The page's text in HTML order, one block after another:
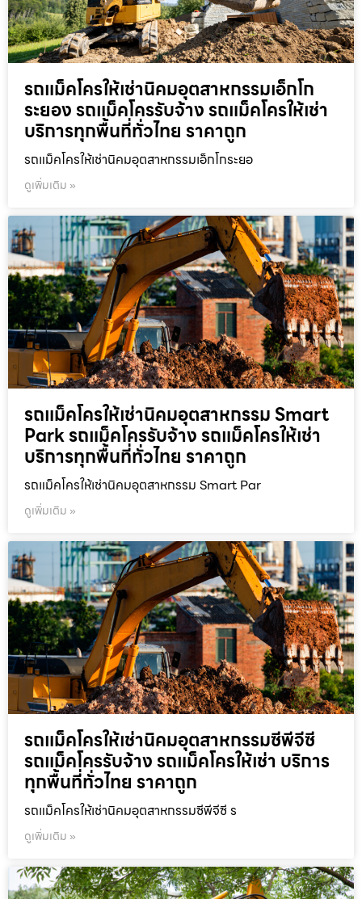
รถแม็คโครให้เช่านิคมอุตสาหกรรมเอ็กโก
ระยอง รถแม็คโครรับจ้าง รถแม็คโครให้เช่า
บริการทุกพื้นที่ทั่วไทย ราคาถูก
รถแม็คโครให้เช่านิคมอุตสาหกรรมเอ็กโกระยอ
ดูเพิ่มเติม »
รถแม็คโครให้เช่านิคมอุตสาหกรรม Smart
Park รถแม็คโครรับจ้าง รถแม็คโครให้เช่า
บริการทุกพื้นที่ทั่วไทย ราคาถูก
รถแม็คโครให้เช่านิคมอุตสาหกรรม Smart Par
ดูเพิ่มเติม »
รถแม็คโครให้เช่านิคมอุตสาหกรรมซีพีจีซี
รถแม็คโครรับจ้าง รถแม็คโครให้เช่า บริการ
ทุกพื้นที่ทั่วไทย ราคาถูก
รถแม็คโครให้เช่านิคมอุตสาหกรรมซีพีจีซี ร
ดูเพิ่มเติม »